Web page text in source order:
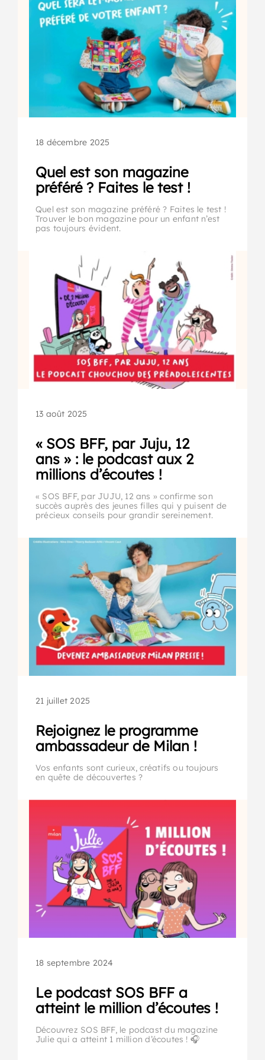
18 décembre 2025
Quel est son magazine
préféré ? Faites le test !
Quel est son magazine préféré ? Faites le test !
Trouver le bon magazine pour un enfant n’est
pas toujours évident.
13 août 2025
« SOS BFF, par Juju, 12
ans » : le podcast aux 2
millions d’écoutes !
« SOS BFF, par JUJU, 12 ans » confirme son
succès auprès des jeunes filles qui y puisent de
précieux conseils pour grandir sereinement.
21 juillet 2025
Rejoignez le programme
ambassadeur de Milan !
Vos enfants sont curieux, créatifs ou toujours
en quête de découvertes ?
18 septembre 2024
Le podcast SOS BFF a
atteint le million d’écoutes !
Découvrez SOS BFF, le podcast du magazine
Julie qui a atteint 1 million d’écoutes ! 🎧